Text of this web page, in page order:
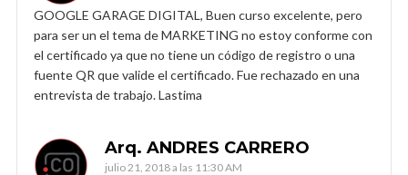
GOOGLE GARAGE DIGITAL, Buen curso excelente, pero
para ser un el tema de MARKETING no estoy conforme con
el certificado ya que no tiene un código de registro o una
fuente QR que valide el certificado. Fue rechazado en una
entrevista de trabajo. Lastima
Arq. ANDRES CARRERO
julio 21, 2018 a las 11:30 AM